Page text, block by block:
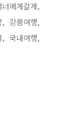
너에게갈게,
, 강릉여행,
, 국내여행,